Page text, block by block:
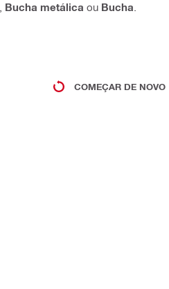
Bucha metálica ou Bucha
COMEÇAR DE NOVO